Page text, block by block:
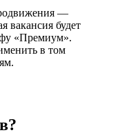
—
вакансия будет
«Премиум».
в том